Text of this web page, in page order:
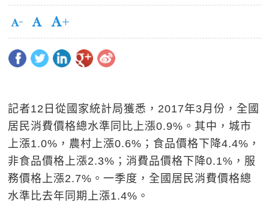
記者12日從國家統計局獲悉，2017年3月份，全國
居民消費價格總水準同比上漲0.9%。其中，城市
上漲1.0%，農村上漲0.6%；食品價格下降4.4%，
非食品價格上漲2.3%；消費品價格下降0.1%，服
務價格上漲2.7%。一季度，全國居民消費價格總
水準比去年同期上漲1.4%。